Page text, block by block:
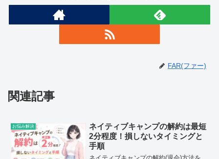
FAR(ファー)
関連記事
お悩み解決
ネイティブキャンプの解約は最短
2分程度！損しないタイミングと
手順